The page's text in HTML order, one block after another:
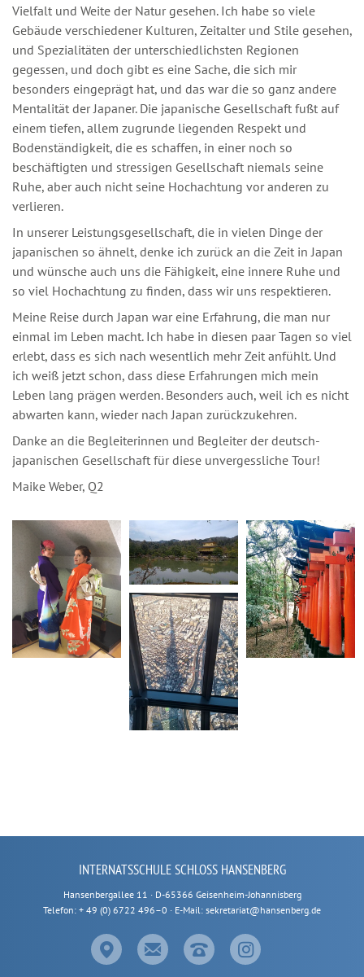
Vielfalt und Weite der Natur gesehen. Ich habe so viele
Gebäude verschiedener Kulturen, Zeitalter und Stile gesehen,
und Spezialitäten der unterschiedlichsten Regionen
gegessen, und doch gibt es eine Sache, die sich mir
besonders eingeprägt hat, und das war die so ganz andere
Mentalität der Japaner. Die japanische Gesellschaft fußt auf
einem tiefen, allem zugrunde liegenden Respekt und
Bodenständigkeit, die es schaffen, in einer noch so
beschäftigten und stressigen Gesellschaft niemals seine
Ruhe, aber auch nicht seine Hochachtung vor anderen zu
verlieren.
In unserer Leistungsgesellschaft, die in vielen Dinge der
japanischen so ähnelt, denke ich zurück an die Zeit in Japan
und wünsche auch uns die Fähigkeit, eine innere Ruhe und
so viel Hochachtung zu finden, dass wir uns respektieren.
Meine Reise durch Japan war eine Erfahrung, die man nur
einmal im Leben macht. Ich habe in diesen paar Tagen so viel
erlebt, dass es sich nach wesentlich mehr Zeit anfühlt. Und
ich weiß jetzt schon, dass diese Erfahrungen mich mein
Leben lang prägen werden. Besonders auch, weil ich es nicht
abwarten kann, wieder nach Japan zurückzukehren.
Danke an die Begleiterinnen und Begleiter der deutsch-
japanischen Gesellschaft für diese unvergessliche Tour!
Maike Weber, Q2
INTERNATSSCHULE SCHLOSS HANSENBERG
Hansenbergallee 11 · D-65366 Geisenheim-Johannisberg
Telefon: + 49 (0) 6722 496–0 · E-Mail: sekretariat@hansenberg.de